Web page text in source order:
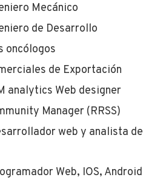
Mecánico
de Desarrollo
oncólogos
de Exportación
analytics Web designer
Manager (RRSS)
web y analista de
Web, IOS, Android